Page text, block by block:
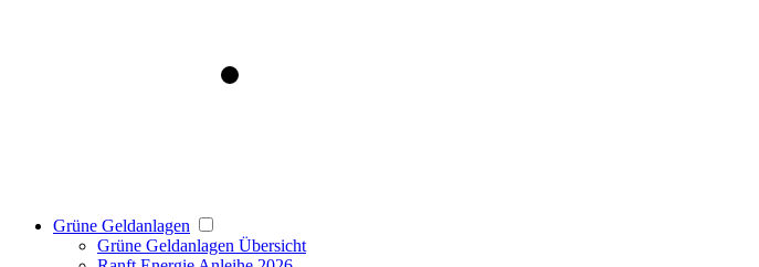
Grüne Geldanlagen
Grüne Geldanlagen Übersicht